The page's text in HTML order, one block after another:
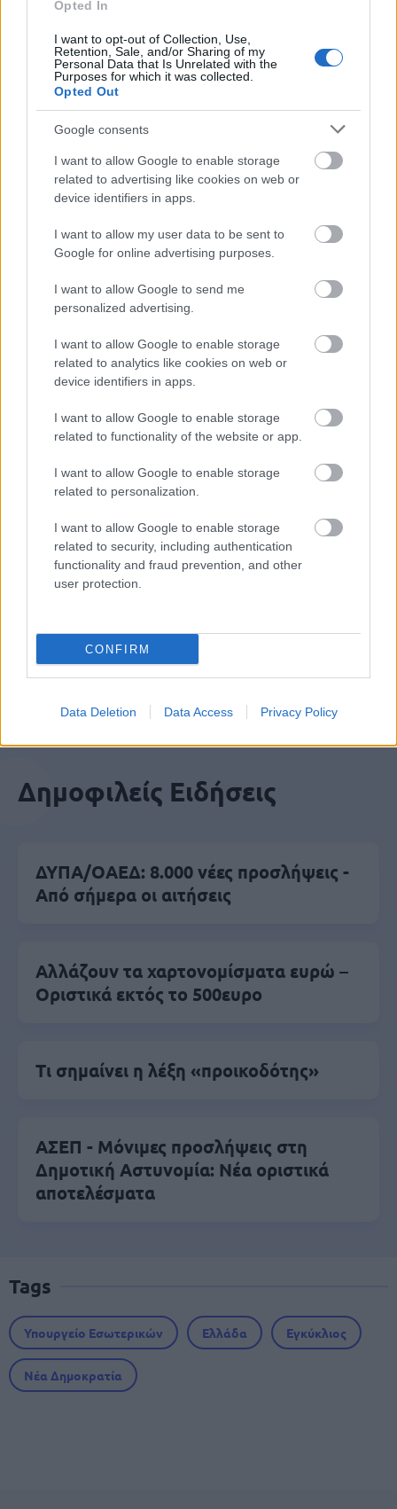
Opted In
I want to opt-out of Collection, Use,
Retention, Sale, and/or Sharing of my
Personal Data that Is Unrelated with the
Purposes for which it was collected.
Opted Out
Google consents
I want to allow Google to enable storage
related to advertising like cookies on web or
device identifiers in apps.
I want to allow my user data to be sent to
Google for online advertising purposes.
I want to allow Google to send me
personalized advertising.
I want to allow Google to enable storage
related to analytics like cookies on web or
device identifiers in apps.
I want to allow Google to enable storage
related to functionality of the website or app.
I want to allow Google to enable storage
related to personalization.
I want to allow Google to enable storage
related to security, including authentication
functionality and fraud prevention, and other
user protection.
CONFIRM
Data Deletion Data Access Privacy Policy
μεταφορά του ανήλικου τέκνου του στην
οικογενειακή του μερίδα είτε τη μεταδημότευση
αυτού. Συνεπώς, η διαδικασία διενεργείται μόνον
κατόπιν σχετικής αιτήσεως του γονέα που ασκεί
την επιμέλεια και όχι αυτεπαγγέλτως εκ μέρους
του δημοτολογίου».
εδώ την εγκύκλιο του υπουργείου
ΑΣΕΠ: Πιστοποίηση Αγγλικών σε
μόνο 2 ημέρες στα χέρια σας
ΑΣΕΠ: Εξ αποστάσεως η πιο Εύκολη
Πιστοποίηση Υπολογιστών σε 2
ειδήσεις.
Βάλε το proson.gr στα αποτελέσματα
αναζήτησης της Google
Δημοφιλείς Ειδήσεις
ΔΥΠΑ/ΟΑΕΔ: 8.000 νέες προσλήψεις -
Από σήμερα οι αιτήσεις
Αλλάζουν τα χαρτονομίσματα ευρώ –
Οριστικά εκτός το 500ευρο
Τι σημαίνει η λέξη «προικοδότης»
ΑΣΕΠ - Μόνιμες προσλήψεις στη
Δημοτική Αστυνομία: Νέα οριστικά
αποτελέσματα
Tags
Υπουργείο Εσωτερικών Ελλάδα Εγκύκλιος
Νέα Δημοκρατία